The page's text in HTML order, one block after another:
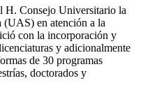
H. Consejo Universitario la
en atención a la
con la incorporación y
y adicionalmente
de 30 programas
doctorados y